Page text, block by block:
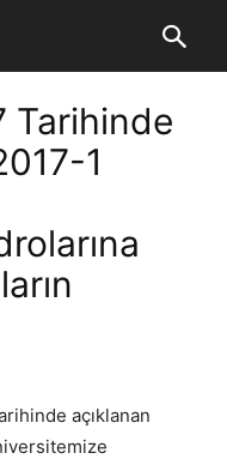
Tarihinde
1
açıklanan